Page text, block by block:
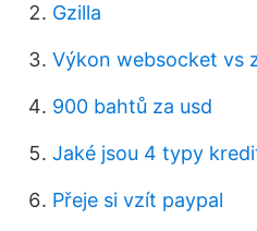
Gzilla
Výkon websocket vs
900 bahtů za usd
Jaké jsou 4 typy
Přeje si vzít paypal